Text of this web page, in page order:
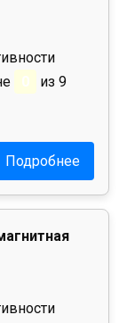
0
из 9
Подробнее